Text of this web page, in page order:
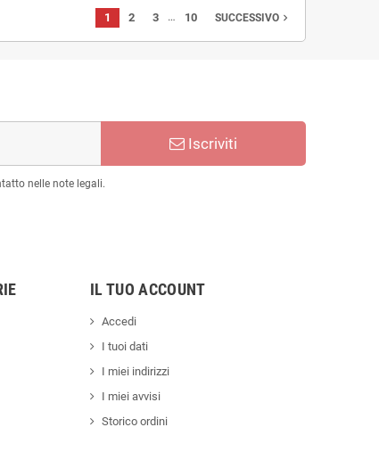
1 2 3 … 10 SUCCESSIVOnavigate_next
Iscriviti
nelle note legali.
IL TUO ACCOUNT
Accedi
I tuoi dati
I miei indirizzi
I miei avvisi
Storico ordini